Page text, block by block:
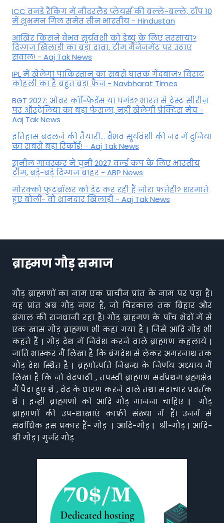
ICC वनडे रैंकिंग में नीदरलैंड प्लेयर्स की बल्ले-बल्ले, टॉप 10
में शुभमन गिल समेत तीन भारतीय - Hindustan
आखिर किसने वैभव सूर्यवंशी को डेब्यू के लिए तरसाया?
दिग्गज खिलाड़ी का बड़ा दावा, टीम मैनेजमेंट पर उठाए
सवाल! - Aaj Tak News
IPL में खेलेगा पाकिस्तान का सबसे घातक गेंदबाज? विराट
कोहली का है बहुत बड़ा फैन - Navbharat Times
BGT 2027: ओवर कॉन्फिडेंस या घमंड? भारत से टेस्ट सीरीज़
पर ऑस्ट्रेलिया का बड़ा फैसला, नहीं खेलेेगी प्रैक्टिस मैच -
Aaj Tak News
इतिहास बदलने की तैयारी... वैभव सूर्यवंशी की जद में दुनिया
का सबसे बड़ा रिकॉर्ड! - Aaj Tak News
सुनील गावस्कर ने चुनी 2027 वर्ल्ड कप के लिए भारतीय
टीम, बड़े-बड़े दिग्गज बाहर - ABP News
मोरक्को फुटबॉलर को डेट कर रही हैं नोरा फतेही? शरमाते
हुए बोलीं- वो शानदार खिलाड़ी - Aaj Tak News
ब्राह्मण गौड़ समाज
गौड़ ब्राह्मणों का नाम एक प्राचीन प्रांत के नाम पर पड़ा है।
यह प्रांत अब गौड़ नगर है, जो चिरकाल तक बिहार और
बंगाल की राजधानी रहा है। गौड़ ब्राहमण के पाँच भेदों में से
एक खास गौड़ ब्राह्मण भी कहा गया है | जिसे आदि गौड़ भी
कहते हैं | गौड़ देश में निवेश करने वाले ब्राह्मण कहलाये |
जाति भास्कर मैं लिखा है कि बंगदेश से लेकर अमरनाथ तक
गौड़ देश स्थित है | ब्रह्मोत्पत्ति निबन्ध के निर्णय अध्याय मैं
लिखा है कि जो वेदपाठी , तपस्वी ब्राह्मण सर्वप्रथम ब्रह्मक्षेत्र
मैं पैदा हुए थे , वेद के धारण करने वाले तथा सदाचार प्रवर्तक
थे | इन्ही ब्राह्मणो को आदि गौड़ मानना चाहिए | गौड़
ब्राह्मणों की उप-शाखाएं काफ़ी संख्या में हैं। उनमें से
सर्वाधिक इस प्रकार हैं- गौड़ | आदि-गौड़ | श्री-गौड़ | आदि-
श्री गौड़ | गुर्जर गौड़